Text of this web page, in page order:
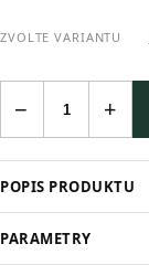
ZVOLTE VARIANTU
+
−
POPIS PRODUKTU
PARAMETRY